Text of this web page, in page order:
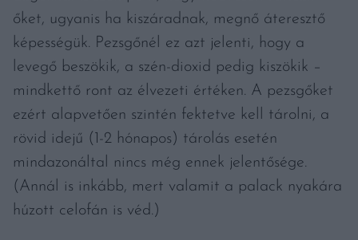
őket, ugyanis ha kiszáradnak, megnő áteresztő
képességük. Pezsgőnél ez azt jelenti, hogy a
levegő beszökik, a szén-dioxid pedig kiszökik –
mindkettő ront az élvezeti értéken. A pezsgőket
ezért alapvetően szintén fektetve kell tárolni, a
rövid idejű (1-2 hónapos) tárolás esetén
mindazonáltal nincs még ennek jelentősége.
(Annál is inkább, mert valamit a palack nyakára
húzott celofán is véd.)